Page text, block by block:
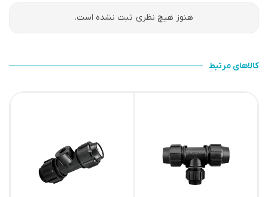
هنوز هیچ نظری ثبت نشده است.
کالاهای مرتبط